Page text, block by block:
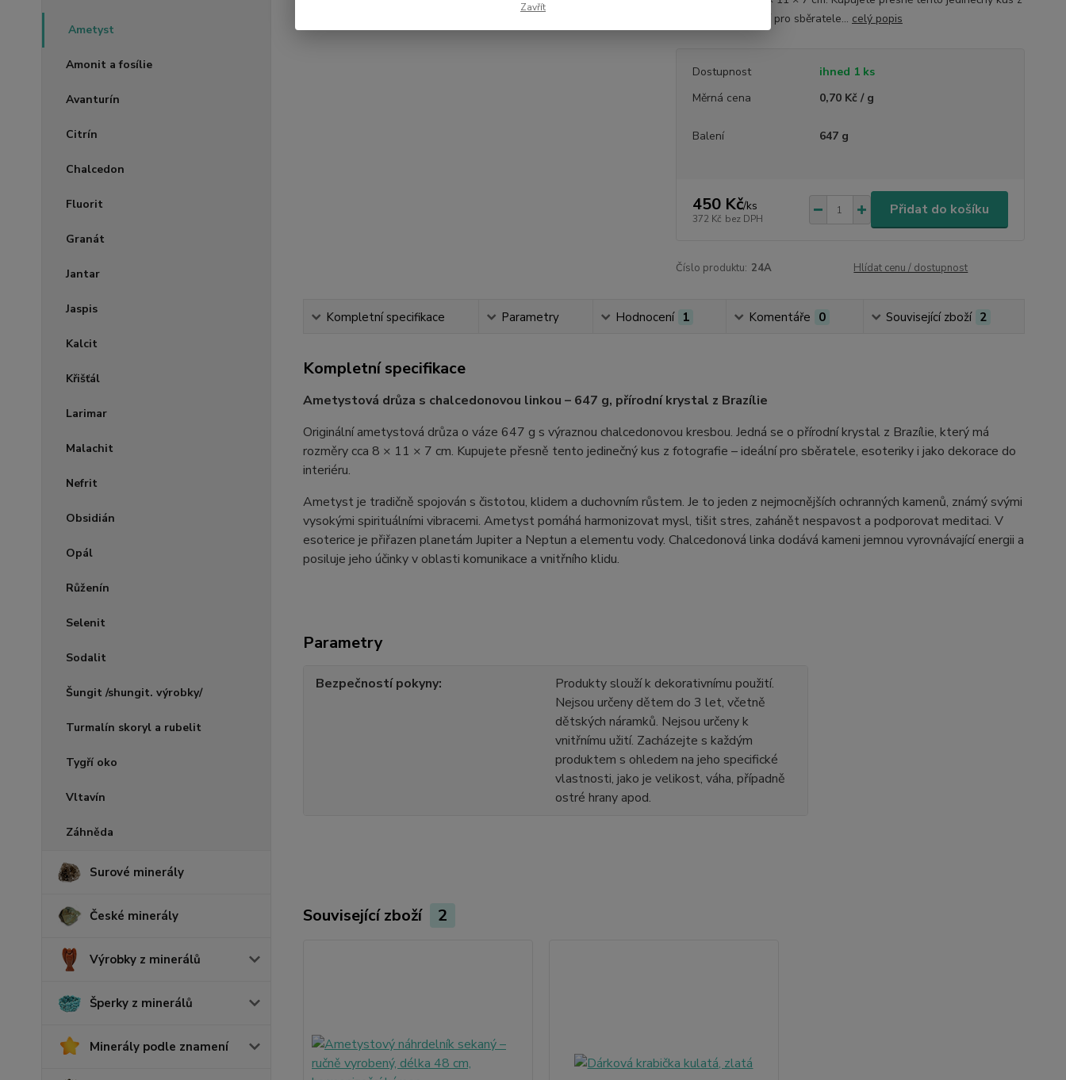
Ametyst
Amonit a fosílie
Avanturín
Citrín
Chalcedon
Fluorit
Granát
Jantar
Jaspis
Kalcit
Křišťál
Larimar
Malachit
Nefrit
Obsidián
Opál
Růženín
Selenit
Sodalit
Šungit /shungit. výrobky/
Turmalín skoryl a rubelit
Tygří oko
Vltavín
Záhněda
Surové minerály
České minerály
Výrobky z minerálů
Šperky z minerálů
Minerály podle znamení
fotografie – ideální pro sběratele... celý popis
Dostupnost
ihned 1 ks
Měrná cena
0,70 Kč / g
Balení 647 g
450 Kč/ks
372 Kč bez DPH
Přidat do košíku
Číslo produktu: 24A Hlídat cenu / dostupnost
Kompletní specifikace Parametry Hodnocení 1 Komentáře 0 Související zboží 2
Kompletní specifikace
Ametystová drůza s chalcedonovou linkou – 647 g, přírodní krystal z Brazílie
Originální ametystová drůza o váze 647 g s výraznou chalcedonovou kresbou. Jedná se o přírodní krystal z Brazílie, který má
rozměry cca 8 × 11 × 7 cm. Kupujete přesně tento jedinečný kus z fotografie – ideální pro sběratele, esoteriky i jako dekorace do
interiéru.
Ametyst je tradičně spojován s čistotou, klidem a duchovním růstem. Je to jeden z nejmocnějších ochranných kamenů, známý svými
vysokými spirituálními vibracemi. Ametyst pomáhá harmonizovat mysl, tišit stres, zahánět nespavost a podporovat meditaci. V
esoterice je přiřazen planetám Jupiter a Neptun a elementu vody. Chalcedonová linka dodává kameni jemnou vyrovnávající energii a
posiluje jeho účinky v oblasti komunikace a vnitřního klidu.
Parametry
Bezpečností pokyny
Produkty slouží k dekorativnímu použití.
Nejsou určeny dětem do 3 let, včetně
dětských náramků. Nejsou určeny k
vnitřnímu užití. Zacházejte s každým
produktem s ohledem na jeho specifické
vlastnosti, jako je velikost, váha, případně
ostré hrany apod.
Související zboží 2
Zavřít